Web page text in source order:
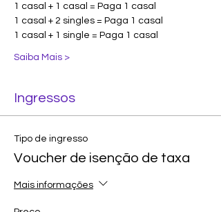
1 casal + 1 casal = Paga 1 casal
1 casal + 2 singles = Paga 1 casal
1 casal + 1 single = Paga 1 casal
Saiba Mais >
Ingressos
Tipo de ingresso
Voucher de isenção de taxa
Mais informações